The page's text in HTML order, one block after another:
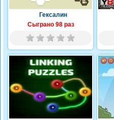
Гексалин
Сыграно 98 раз